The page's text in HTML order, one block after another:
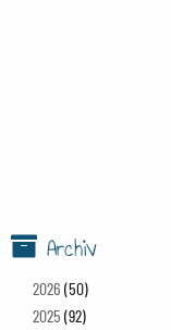
Archiv
2026 (50)
2025 (92)